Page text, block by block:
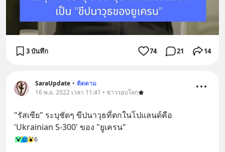
3 บันทึก 74 21 14
SaraUpdate • ติดตาม
16 พ.ย. 2022 เวลา 11:41 • ข่าวรอบโลก
"รัสเซีย" ระบุชัดๆ ขีปนาวุธที่ตกในโปแลนด์คือ
'Ukrainian S-300' ของ "ยูเครน"
6